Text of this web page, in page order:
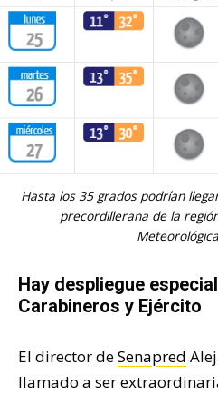
Hasta los 35 grados podrían
precordillerana de la
Hay despliegue
Carabineros y Ejército
El director deSenapred
llamado a ser